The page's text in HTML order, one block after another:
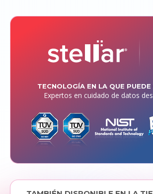
TECNOLOGÍA EN LA QUE PUEDE
Expertos en cuidado de datos